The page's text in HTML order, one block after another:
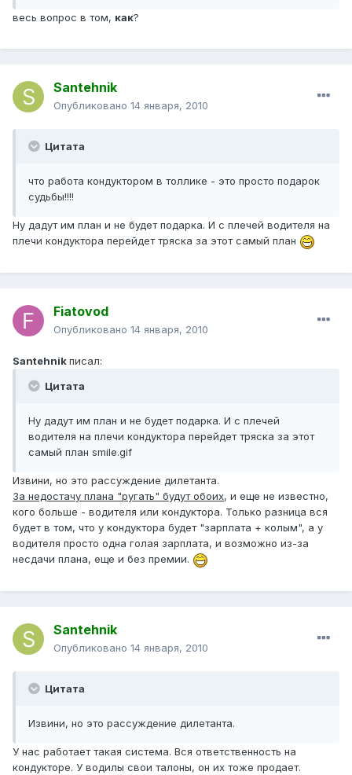
весь вопрос в том, как?
Santehnik
Опубликовано 14 января, 2010
Цитата
что работа кондуктором в толлике - это просто подарок
судьбы!!!!
Ну дадут им план и не будет подарка. И с плечей водителя на
плечи кондуктора перейдет тряска за этот самый план
Fiatovod
Опубликовано 14 января, 2010
Santehnikписал:
Цитата
Ну дадут им план и не будет подарка. И с плечей
водителя на плечи кондуктора перейдет тряска за этот
самый план smile.gif
Извини, но это рассуждение дилетанта.
За недостачу плана "ругать" будут обоих, и еще не известно,
кого больше - водителя или кондуктора. Только разница вся
будет в том, что у кондуктора будет "зарплата + колым", а у
водителя просто одна голая зарплата, и возможно из-за
несдачи плана, еще и без премии.
Santehnik
Опубликовано 14 января, 2010
Цитата
Извини, но это рассуждение дилетанта.
У нас работает такая система. Вся ответственность на
кондукторе. У водилы свои талоны, он их тоже продает.